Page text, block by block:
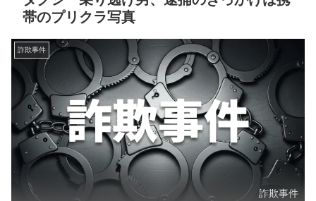
帯のプリクラ写真
詐欺事件
詐欺事件